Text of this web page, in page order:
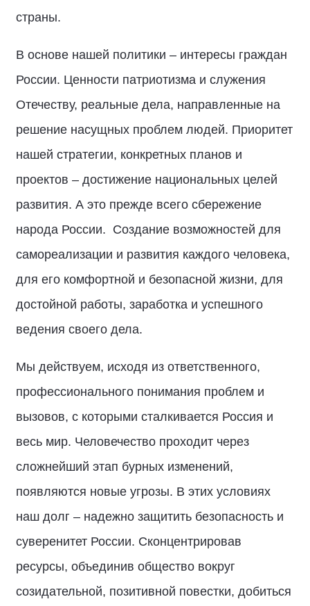
страны.
В основе нашей политики – интересы граждан
России. Ценности патриотизма и служения
Отечеству, реальные дела, направленные на
решение насущных проблем людей. Приоритет
нашей стратегии, конкретных планов и
проектов – достижение национальных целей
развития. А это прежде всего сбережение
народа России. Создание возможностей для
самореализации и развития каждого человека,
для его комфортной и безопасной жизни, для
достойной работы, заработка и успешного
ведения своего дела.
Мы действуем, исходя из ответственного,
профессионального понимания проблем и
вызовов, с которыми сталкивается Россия и
весь мир. Человечество проходит через
сложнейший этап бурных изменений,
появляются новые угрозы. В этих условиях
наш долг – надежно защитить безопасность и
суверенитет России. Сконцентрировав
ресурсы, объединив общество вокруг
созидательной, позитивной повестки, добиться